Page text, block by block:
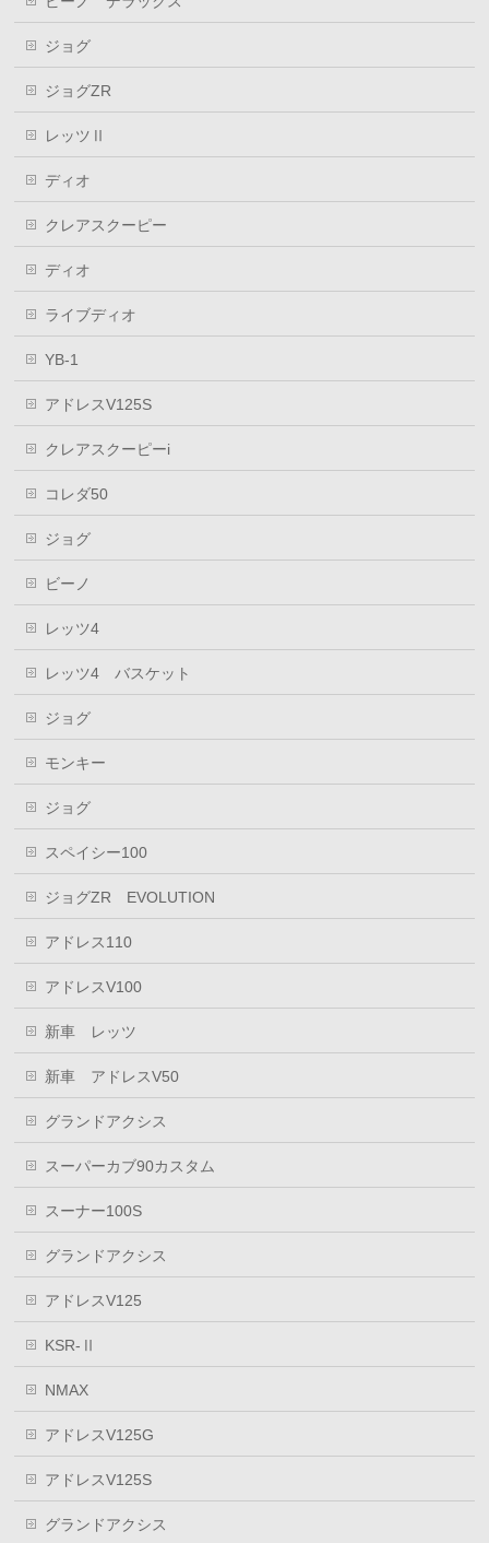
ジョグ
ジョグZR
レッツⅡ
ディオ
クレアスクーピー
ディオ
ライブディオ
YB-1
アドレスV125S
クレアスクーピーi
コレダ50
ジョグ
ビーノ
レッツ4
レッツ4 バスケット
ジョグ
モンキー
ジョグ
スペイシー100
ジョグZR EVOLUTION
アドレス110
アドレスV100
新車 レッツ
新車 アドレスV50
グランドアクシス
スーパーカブ90カスタム
スーナー100S
グランドアクシス
アドレスV125
KSR-Ⅱ
NMAX
アドレスV125G
アドレスV125S
グランドアクシス